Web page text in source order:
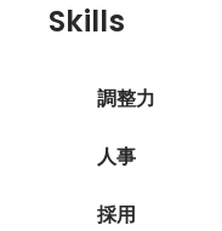
Skills
調整力
人事
採用